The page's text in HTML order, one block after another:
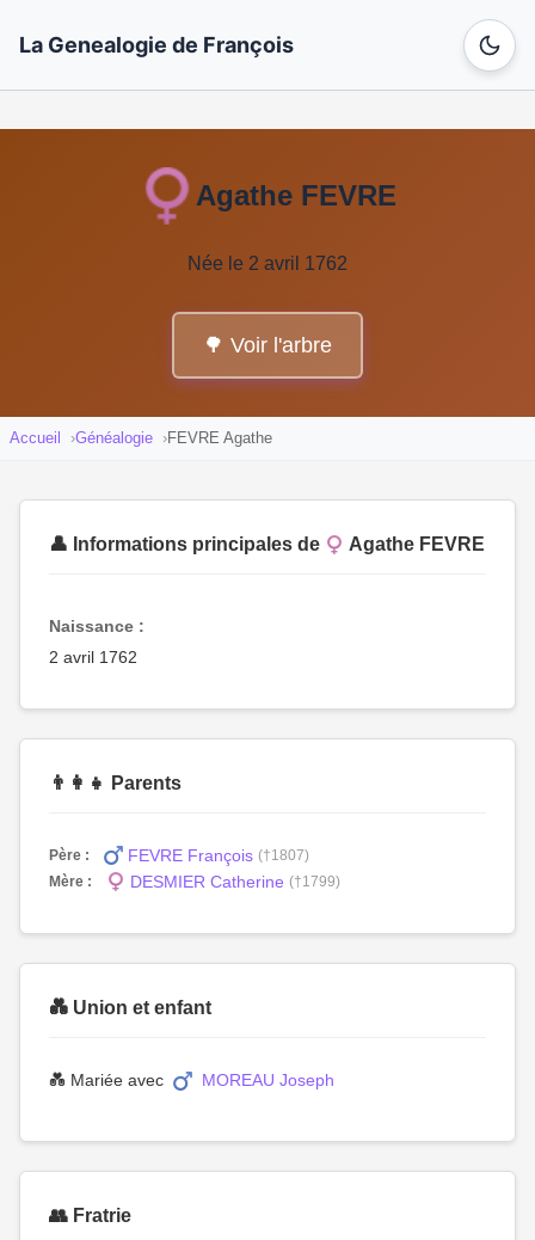
La Genealogie de François
Agathe FEVRE
Née le 2 avril 1762
🌳 Voir l'arbre
Accueil Généalogie FEVRE Agathe
👤 Informations principales de Agathe FEVRE
Naissance :
2 avril 1762
👨‍👩‍👧 Parents
Père : FEVRE François (†1807)
Mère :
DESMIER Catherine (†1799)
💑 Union et enfant
💑 Mariée avec MOREAU Joseph
👥 Fratrie